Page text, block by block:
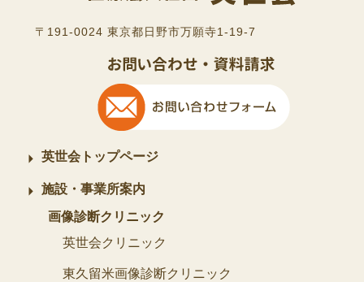
〒191-0024 東京都日野市万願寺1-19-7
英世会トップページ
施設・事業所案内
画像診断クリニック
英世会クリニック
東久留米画像診断クリニック